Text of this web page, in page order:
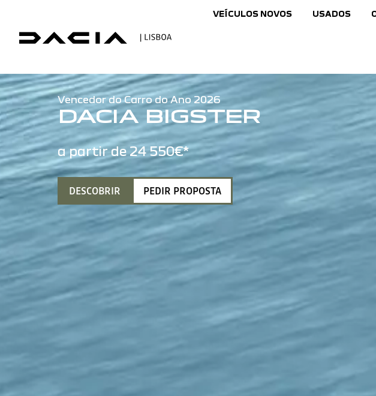
VEÍCULOS NOVOS USADOS
Vencedor do Carro do Ano 2026
DACIA BIGSTER
a partir de 24 550€*
DESCOBRIR PEDIR PROPOSTA